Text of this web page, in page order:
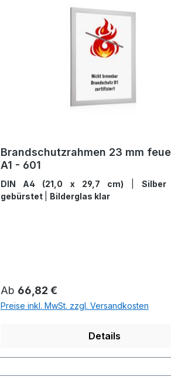
Brandschutzrahmen 23 mm
A1 - 601
DIN A4 (21,0 x 29,7 cm)
Silber
gebürstet
Bilderglas klar
Regulärer Preis:
Ab 66,82 €
Preise inkl. MwSt. zzgl. Versandkosten
Details